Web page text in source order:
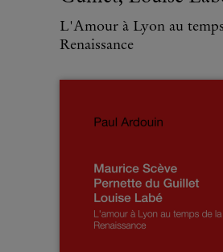
L'Amour à Lyon au
Renaissance